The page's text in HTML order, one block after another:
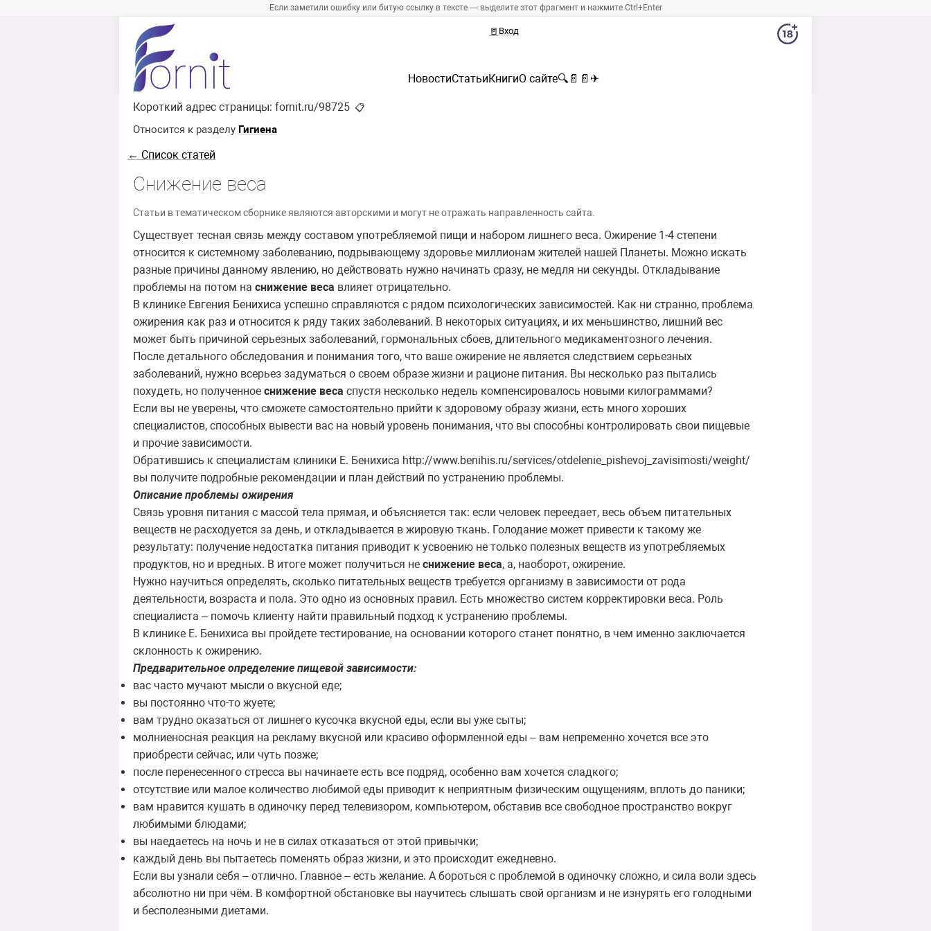
Если заметили ошибку или битую ссылку в тексте — выделите этот фрагмент и нажмите Ctrl+Enter
🚪 Вход
НовостиСтатьиКнигиО сайте🔍 📄 📄 ✈
Короткий адрес страницы: fornit.ru/98725 📋
Относится к разделу Гигиена
← Список статей
Снижение веса
Статьи в тематическом сборнике являются авторскими и могут не отражать направленность сайта.
Существует тесная связь между составом употребляемой пищи и набором лишнего веса. Ожирение 1-4 степени
относится к системному заболеванию, подрывающему здоровье миллионам жителей нашей Планеты. Можно искать
разные причины данному явлению, но действовать нужно начинать сразу, не медля ни секунды. Откладывание
проблемы на потом на снижение веса влияет отрицательно.
В клинике Евгения Бенихиса успешно справляются с рядом психологических зависимостей. Как ни странно, проблема
ожирения как раз и относится к ряду таких заболеваний. В некоторых ситуациях, и их меньшинство, лишний вес
может быть причиной серьезных заболеваний, гормональных сбоев, длительного медикаментозного лечения.
После детального обследования и понимания того, что ваше ожирение не является следствием серьезных
заболеваний, нужно всерьез задуматься о своем образе жизни и рационе питания. Вы несколько раз пытались
похудеть, но полученное снижение веса спустя несколько недель компенсировалось новыми килограммами?
Если вы не уверены, что сможете самостоятельно прийти к здоровому образу жизни, есть много хороших
специалистов, способных вывести вас на новый уровень понимания, что вы способны контролировать свои пищевые
и прочие зависимости.
Обратившись к специалистам клиники Е. Бенихиса http://www.benihis.ru/services/otdelenie_pishevoj_zavisimosti/weight/
вы получите подробные рекомендации и план действий по устранению проблемы.
Описание проблемы ожирения
Связь уровня питания с массой тела прямая, и объясняется так: если человек переедает, весь объем питательных
веществ не расходуется за день, и откладывается в жировую ткань. Голодание может привести к такому же
результату: получение недостатка питания приводит к усвоению не только полезных веществ из употребляемых
продуктов, но и вредных. В итоге может получиться не снижение веса, а, наоборот, ожирение.
Нужно научиться определять, сколько питательных веществ требуется организму в зависимости от рода
деятельности, возраста и пола. Это одно из основных правил. Есть множество систем корректировки веса. Роль
специалиста – помочь клиенту найти правильный подход к устранению проблемы.
В клинике Е. Бенихиса вы пройдете тестирование, на основании которого станет понятно, в чем именно заключается
склонность к ожирению.
Предварительное определение пищевой зависимости:
вас часто мучают мысли о вкусной еде;
вы постоянно что-то жуете;
вам трудно оказаться от лишнего кусочка вкусной еды, если вы уже сыты;
молниеносная реакция на рекламу вкусной или красиво оформленной еды – вам непременно хочется все это
приобрести сейчас, или чуть позже;
после перенесенного стресса вы начинаете есть все подряд, особенно вам хочется сладкого;
отсутствие или малое количество любимой еды приводит к неприятным физическим ощущениям, вплоть до паники;
вам нравится кушать в одиночку перед телевизором, компьютером, обставив все свободное пространство вокруг
любимыми блюдами;
вы наедаетесь на ночь и не в силах отказаться от этой привычки;
каждый день вы пытаетесь поменять образ жизни, и это происходит ежедневно.
Если вы узнали себя – отлично. Главное – есть желание. А бороться с проблемой в одиночку сложно, и сила воли здесь
абсолютно ни при чём. В комфортной обстановке вы научитесь слышать свой организм и не изнурять его голодными
и бесполезными диетами.